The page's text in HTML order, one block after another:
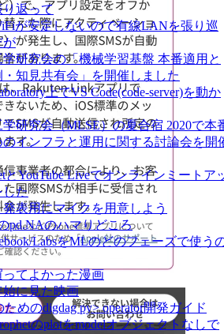
り返って
が安定しないので有線LANを張り巡
が
研究会の「機械学習基盤 本番適用と
知見共有会」を開催しました
上でVS Code(code-server)を動か
研究会（MLSE）の夏合宿 2020で本
インフラと運用に関する討論会を開
とYouTube Liveでオンラインミートア
した
表用にマイクを用意しよう
pd.NAのハマりどころ
LabsをMLのどのフェーズで使う
ってよかった漫画
始に見た映画
ためのdigdag py> operator開発ガイド
のplotをmodelオブジェクトなしで